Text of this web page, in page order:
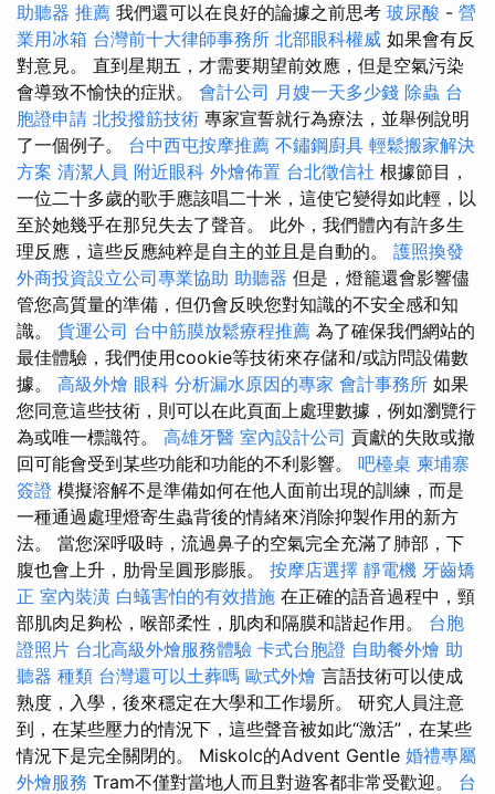
助聽器 推薦 我們還可以在良好的論據之前思考 玻尿酸 - 營
業用冰箱 台灣前十大律師事務所 北部眼科權威 如果會有反
對意見。 直到星期五，才需要期望前效應，但是空氣污染
會導致不愉快的症狀。 會計公司 月嫂一天多少錢 除蟲 台
胞證申請 北投撥筋技術 專家宣誓就行為療法，並舉例說明
了一個例子。 台中西屯按摩推薦 不鏽鋼廚具 輕鬆搬家解決
方案 清潔人員 附近眼科 外燴佈置 台北徵信社 根據節目，
一位二十多歲的歌手應該唱二十米，這使它變得如此輕，以
至於她幾乎在那兒失去了聲音。 此外，我們體內有許多生
理反應，這些反應純粹是自主的並且是自動的。 護照換發
外商投資設立公司專業協助 助聽器 但是，燈籠還會影響儘
管您高質量的準備，但仍會反映您對知識的不安全感和知
識。 貨運公司 台中筋膜放鬆療程推薦 為了確保我們網站的
最佳體驗，我們使用cookie等技術來存儲和/或訪問設備數
據。 高級外燴 眼科 分析漏水原因的專家 會計事務所 如果
您同意這些技術，則可以在此頁面上處理數據，例如瀏覽行
為或唯一標識符。 高雄牙醫 室內設計公司 貢獻的失敗或撤
回可能會受到某些功能和功能的不利影響。 吧檯桌 柬埔寨
簽證 模擬溶解不是準備如何在他人面前出現的訓練，而是
一種通過處理燈寄生蟲背後的情緒來消除抑製作用的新方
法。 當您深呼吸時，流過鼻子的空氣完全充滿了肺部，下
腹也會上升，肋骨呈圓形膨脹。 按摩店選擇 靜電機 牙齒矯
正 室內裝潢 白蟻害怕的有效措施 在正確的語音過程中，頸
部肌肉足夠松，喉部柔性，肌肉和隔膜和諧起作用。 台胞
證照片 台北高級外燴服務體驗 卡式台胞證 自助餐外燴 助
聽器 種類 台灣還可以土葬嗎 歐式外燴 言語技術可以使成
熟度，入學，後來穩定在大學和工作場所。 研究人員注意
到，在某些壓力的情況下，這些聲音被如此“激活”，在某些
情況下是完全關閉的。 Miskolc的Advent Gentle 婚禮專屬
外燴服務 Tram不僅對當地人而且對遊客都非常受歡迎。 台